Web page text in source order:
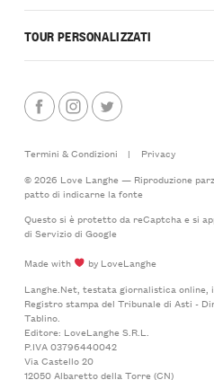
TOUR PERSONALIZZATI
Termini & Condizioni |
Privacy
© 2026 Love Langhe — Riproduzione
patto di indicarne la fonte
Questo si è protetto da reCaptcha e si
di Serviziodi Google
Made with
by LoveLanghe
Langhe.Net, testata giornalistica online,
Registro stampa del Tribunale di Asti -
Tablino.
Editore: LoveLanghe S.R.L.
P.IVA 03796440042
Via Castello 20
12050 Albaretto della Torre (CN)